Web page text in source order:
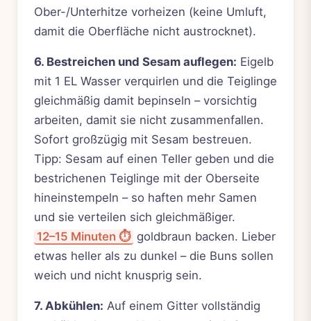
Ober-/Unterhitze vorheizen (keine Umluft,
damit die Oberfläche nicht austrocknet).
6. Bestreichen und Sesam auflegen: Eigelb
mit 1 EL Wasser verquirlen und die Teiglinge
gleichmäßig damit bepinseln – vorsichtig
arbeiten, damit sie nicht zusammenfallen.
Sofort großzügig mit Sesam bestreuen.
Tipp: Sesam auf einen Teller geben und die
bestrichenen Teiglinge mit der Oberseite
hineinstempeln – so haften mehr Samen
und sie verteilen sich gleichmäßiger.
12–15 Minuten ⏱️ goldbraun backen. Lieber
etwas heller als zu dunkel – die Buns sollen
weich und nicht knusprig sein.
7. Abkühlen: Auf einem Gitter vollständig